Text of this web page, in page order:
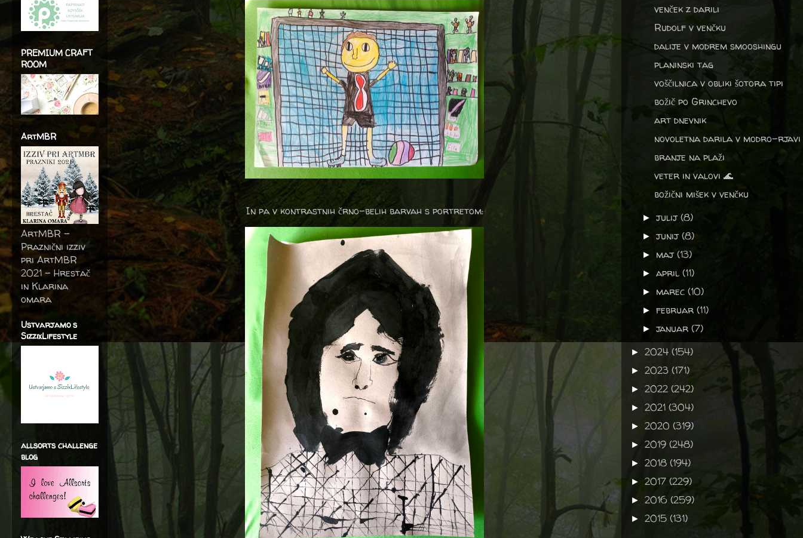
In pa v kontrastnih črno-belih barvah s portretom:
PREMIUM CRAFT
ROOM
ArtMBR
ArtMBR -
Praznični izziv
pri ArtMBR
2021 – Hrestač
in Klarina
omara
Ustvarjamo s
SizzixLifestyle
allsorts challenge
blog
venček z darili
Rudolf v venčku
dalije v modrem smooshingu
planinski tag
voščilnica v obliki šotora tipi
božič po Grinchevo
art dnevnik
novoletna darila v modro-rjavi
branje na plaži
veter in valovi 🌊
božični mišek v venčku
►julij(8)
►junij(8)
► maj(13)
►april(11)
► marec(10)
►februar(11)
►januar(7)
► 2024 (154)
► 2023 (171)
► 2022 (242)
► 2021 (304)
► 2020 (319)
► 2019 (248)
► 2018 (194)
► 2017 (229)
► 2016 (259)
► 2015 (131)